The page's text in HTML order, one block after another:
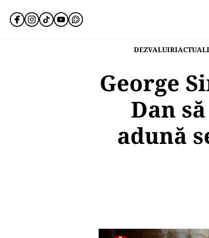
DEZVALUIRI
George
Dan
adună